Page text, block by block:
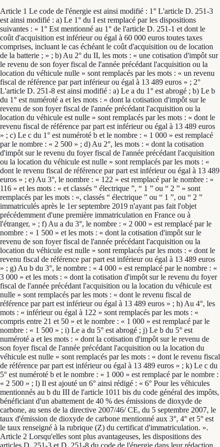
Article 1 Le code de l'énergie est ainsi modifié : 1° L'article D. 251-3
est ainsi modifié : a) Le 1° du I est remplacé par les dispositions
suivantes : « 1° Est mentionné au 1° de l'article D. 251-1 et dont le
coût d'acquisition est inférieur ou égal à 60 000 euros toutes taxes
comprises, incluant le cas échéant le coût d'acquisition ou de location
de la batterie ; » ; b) Au 2° du II, les mots : « une cotisation d'impôt sur
le revenu de son foyer fiscal de l'année précédant l'acquisition ou la
location du véhicule nulle » sont remplacés par les mots : « un revenu
fiscal de référence par part inférieur ou égal à 13 489 euros » ; 2°
L'article D. 251-8 est ainsi modifié : a) Le a du 1° est abrogé ; b) Le b
du 1° est numéroté a et les mots : « dont la cotisation d'impôt sur le
revenu de son foyer fiscal de l'année précédant l'acquisition ou la
location du véhicule est nulle » sont remplacés par les mots : « dont le
revenu fiscal de référence par part est inférieur ou égal à 13 489 euros
» ; c) Le c du 1° est numéroté b et le nombre : « 1 000 » est remplacé
par le nombre : « 2 500 » ; d) Au 2°, les mots : « dont la cotisation
d'impôt sur le revenu du foyer fiscal de l'année précédant l'acquisition
ou la location du véhicule est nulle » sont remplacés par les mots : «
dont le revenu fiscal de référence par part est inférieur ou égal à 13 489
euros » ; e) Au 3°, le nombre : « 122 » est remplacé par le nombre : «
116 » et les mots : « et classés “ électrique ”, “ 1 ” ou “ 2 ” » sont
remplacés par les mots : «, classés “ électrique ” ou “ 1 ”, ou “ 2 ”
immatriculés après le 1er septembre 2019 n'ayant pas fait l'objet
précédemment d'une première immatriculation en France ou à
l'étranger, » ; f) Au a du 3°, le nombre : « 2 000 » est remplacé par le
nombre : « 1 500 » et les mots : « dont la cotisation d'impôt sur le
revenu de son foyer fiscal de l'année précédant l'acquisition ou la
location du véhicule est nulle » sont remplacés par les mots : « dont le
revenu fiscal de référence par part est inférieur ou égal à 13 489 euros
» ; g) Au b du 3°, le nombre : « 4 000 » est remplacé par le nombre : «
3 000 » et les mots : « dont la cotisation d'impôt sur le revenu du foyer
fiscal de l'année précédant l'acquisition ou la location du véhicule est
nulle » sont remplacés par les mots : « dont le revenu fiscal de
référence par part est inférieur ou égal à 13 489 euros » ; h) Au 4°, les
mots : « inférieur ou égal à 122 » sont remplacés par les mots : «
compris entre 21 et 50 » et le nombre : « 1 000 » est remplacé par le
nombre : « 1 500 » ; i) Le a du 5° est abrogé ; j) Le b du 5° est
numéroté a et les mots : « dont la cotisation d'impôt sur le revenu de
son foyer fiscal de l'année précédant l'acquisition ou la location du
véhicule est nulle » sont remplacés par les mots : « dont le revenu fiscal
de référence par part est inférieur ou égal à 13 489 euros » ; k) Le c du
5° est numéroté b et le nombre : « 1 000 » est remplacé par le nombre :
« 2 500 » ; l) Il est ajouté un 6° ainsi rédigé : « 6° Pour les véhicules
mentionnés au b du III de l'article 1011 bis du code général des impôts,
bénéficiant d'un abattement de 40 % des émissions de dioxyde de
carbone, au sens de la directive 2007/46/ CE, du 5 septembre 2007, le
taux d'émission de dioxyde de carbone mentionné aux 3°, 4° et 5° est
le taux renseigné à la rubrique (Z) du certificat d'immatriculation. ».
Article 2 Lorsqu'elles sont plus avantageuses, les dispositions des